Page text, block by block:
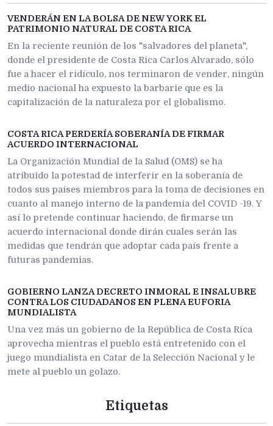
VENDERÁN EN LA BOLSA DE NEW YORK EL
PATRIMONIO NATURAL DE COSTA RICA
En la reciente reunión de los "salvadores del planeta",
donde el presidente de Costa Rica Carlos Alvarado, sólo
fue a hacer el ridículo, nos terminaron de vender, ningún
medio nacional ha expuesto la barbarie que es la
capitalización de la naturaleza por el globalismo.
COSTA RICA PERDERÍA SOBERANÍA DE FIRMAR
ACUERDO INTERNACIONAL
La Organización Mundial de la Salud (OMS) se ha
atribuido la potestad de interferir en la soberanía de
todos sus países miembros para la toma de decisiones en
cuanto al manejo interno de la pandemia del COVID -19. Y
así lo pretende continuar haciendo, de firmarse un
acuerdo internacional donde dirán cuales serán las
medidas que tendrán que adoptar cada país frente a
futuras pandemias.
GOBIERNO LANZA DECRETO INMORAL E INSALUBRE
CONTRA LOS CIUDADANOS EN PLENA EUFORIA
MUNDIALISTA
Una vez más un gobierno de la República de Costa Rica
aprovecha mientras el pueblo está entretenido con el
juego mundialista en Catar de la Selección Nacional y le
mete al pueblo un golazo.
Etiquetas